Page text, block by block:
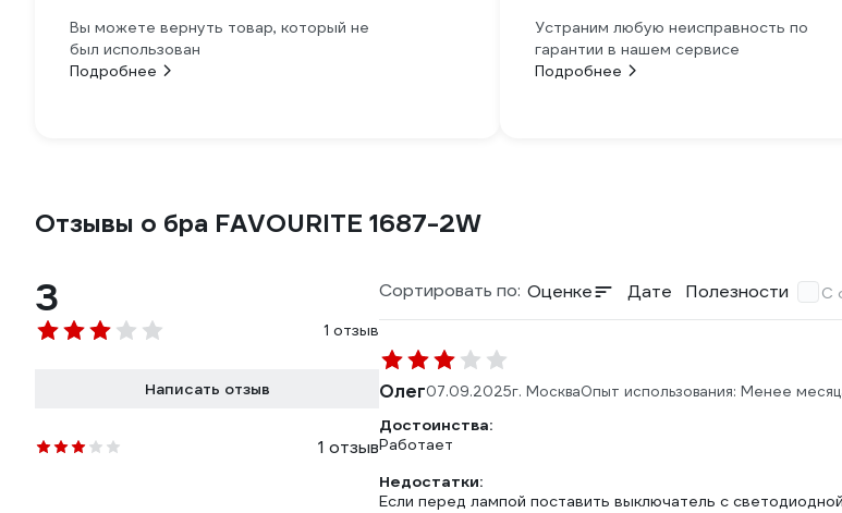
Вы можете вернуть товар, который не
был использован
Подробнее
Устраним любую неисправность по
гарантии в нашем сервисе
Подробнее
Отзывы о бра FAVOURITE 1687-2W
3
1 отзыв
Написать отзыв
1 отзыв
Сортировать по: Оценке Дате Полезности С
Олег07.09.2025г. МоскваОпыт использования: Менее
Достоинства:
Работает
Недостатки:
Если перед лампой поставить выключатель с